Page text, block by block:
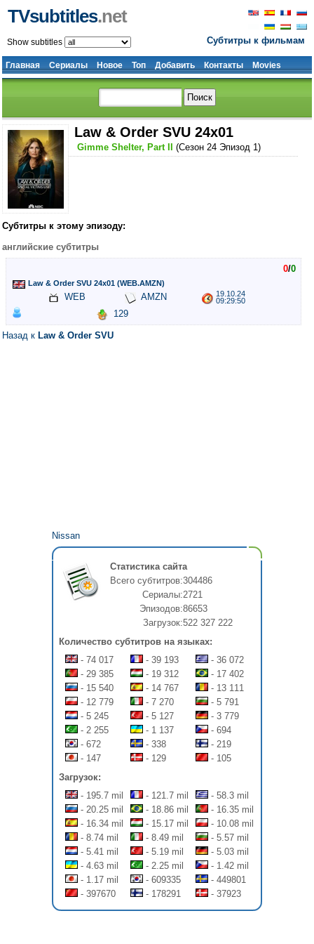
Субтитры к фильмам
TVsubtitles.net
Главная Сериалы Новое Топ Добавить Контакты Movies
Show subtitles
Law & Order SVU 24x01
Gimme Shelter, Part II (Сезон 24 Эпизод 1)
Субтитры к этому эпизоду:
английские субтитры
0/0
Law & Order SVU 24x01 (WEB.AMZN)
WEB AMZN
19.10.24
09:29:50
129
Назад к Law & Order SVU
Nissan
Статистика сайта
Всего субтитров:304486
Сериалы:2721
Эпизодов:86653
Загрузок:522 327 222
Количество субтитров на языках:
- 74 017
- 39 193
- 36 072
- 29 385
- 19 312
- 17 402
- 15 540
- 14 767
- 13 111
- 12 779
- 7 270
- 5 791
- 5 245
- 5 127
- 3 779
- 2 255
- 1 137
- 694
- 672
- 338
- 219
- 147
- 129
- 105
Загрузок:
- 195.7 mil
- 121.7 mil
- 58.3 mil
- 20.25 mil
- 18.86 mil
- 16.35 mil
- 16.34 mil
- 15.17 mil
- 10.08 mil
- 8.74 mil
- 8.49 mil
- 5.57 mil
- 5.41 mil
- 5.19 mil
- 5.03 mil
- 4.63 mil
- 2.25 mil
- 1.42 mil
- 1.17 mil
- 609335
- 449801
- 397670
- 178291 - 37923